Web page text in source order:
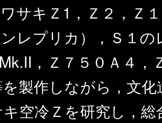
サキＺ1，Ｚ２，Ｚ
レプリカ），Ｓ１の
，Ｚ７５０Ａ４，
製作しながら，文化
空冷Ｚを研究し，総